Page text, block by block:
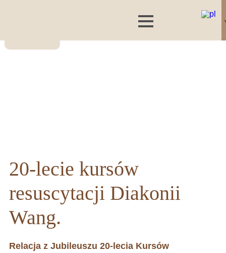
20-lecie kursów
resuscytacji Diakonii
Wang.
Relacja z Jubileuszu 20-lecia Kursów